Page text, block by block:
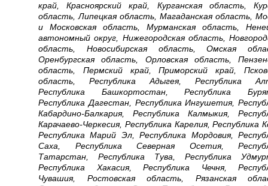
край, Красноярский край, Курганская область,
область, Липецкая область, Магаданская область,
и Московская область, Мурманская область,
автономный округ, Нижегородская область,
область, Новосибирская область, Омская
Оренбургская область, Орловская область,
область, Пермский край, Приморский край,
область, Республика Адыгея, Республика
Республика Башкортостан, Республика
Республика Дагестан, Республика Ингушетия,
Кабардино-Балкария, Республика Калмыкия,
Карачаево-Черкесия, Республика Карелия, Республика
Республика Марий Эл, Республика Мордовия,
Саха, Республика Северная Осетия,
Татарстан, Республика Тува, Республика
Республика Хакасия, Республика Чечня,
Чувашия, Ростовская область, Рязанская